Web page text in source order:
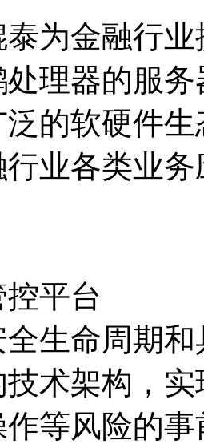
为金融行
理器的服务
泛的软硬件
行业各类业务
平台
生命周期和
术架构，
作等风险的